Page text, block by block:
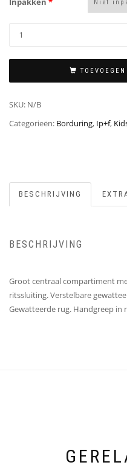
SKU: N/B
Categorieën: Borduring, Ip+f,
BESCHRIJVING
BESCHRIJVING
Groot centraal compartiment
ritssluiting. Verstelbare
Gewatteerde rug. Handgreep in